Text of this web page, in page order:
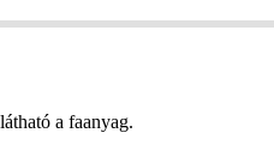
a faanyag.